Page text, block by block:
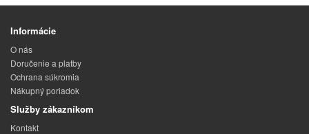
Informácie
O nás
Doručenie a platby
Ochrana súkromia
Nákupný poriadok
Služby zákazníkom
Kontakt